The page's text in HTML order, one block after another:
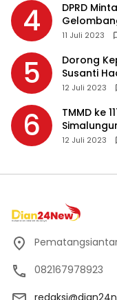
4
DPRD
Masing-
11 Juli 2023
5
Dorong
Susanti
Makassar
12 Juli 2023
6
TMMD ke
12 Juli 2023
082167978923